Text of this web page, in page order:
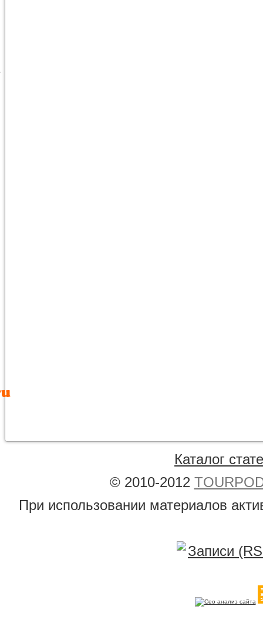
Каталог
© 2010-2012
При использовании материалов
Записи